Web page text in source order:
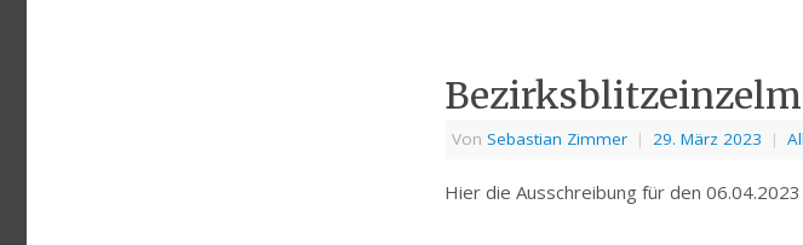
Von Sebastian Zimmer | 29. März 2023 |
Hier die Ausschreibung für den